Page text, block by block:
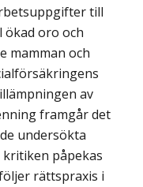
till
ökad oro och
mamman och
av
framgår det
undersökta
påpekas
rättspraxis i